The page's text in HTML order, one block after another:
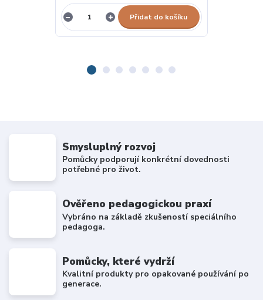
Přidat do košíku
Smysluplný rozvoj
Pomůcky podporují konkrétní dovednosti
potřebné pro život.
Ověřeno pedagogickou praxí
Vybráno na základě zkušeností speciálního
pedagoga.
Pomůcky, které vydrží
Kvalitní produkty pro opakované používání po
generace.